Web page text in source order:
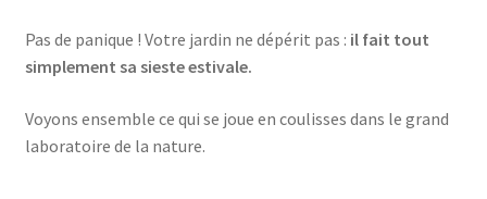
Pas de panique ! Votre jardin ne dépérit pas : il fait tout
simplement sa sieste estivale.
Voyons ensemble ce qui se joue en coulisses dans le grand
laboratoire de la nature.